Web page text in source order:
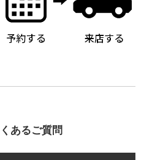
あるご質問